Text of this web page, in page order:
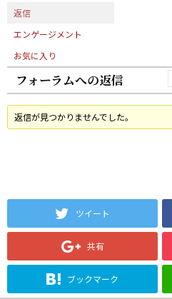
返信
エンゲージメント
お気に入り
フォーラムへの返信
返信が見つかりませんでした。
ツイート
共有
ブックマーク